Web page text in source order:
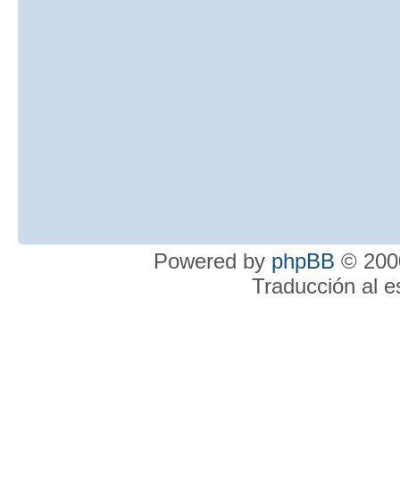
Powered by phpBB ©
Traducción al